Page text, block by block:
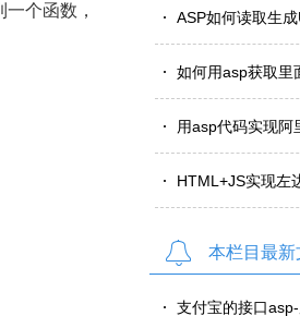
个函数，
来的？
ASP如何读取生
如何用asp获取里
asp读取并输出..
用asp代码实现阿
发信样例及D..
HTML+JS实现左
本栏目最新
支付宝的接口